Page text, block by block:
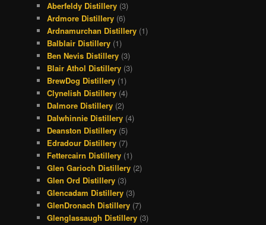
Aberfeldy Distillery (3)
Ardmore Distillery (6)
Ardnamurchan Distillery (1)
Balblair Distillery (1)
Ben Nevis Distillery (3)
Blair Athol Distillery (3)
BrewDog Distillery (1)
Clynelish Distillery (4)
Dalmore Distillery (2)
Dalwhinnie Distillery (4)
Deanston Distillery (5)
Edradour Distillery (7)
Fettercairn Distillery (1)
Glen Garioch Distillery (2)
Glen Ord Distillery (3)
Glencadam Distillery (3)
GlenDronach Distillery (7)
Glenglassaugh Distillery (3)